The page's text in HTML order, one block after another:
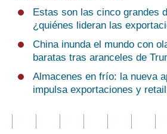
Estas son las cinco grandes
¿quiénes lideran las
China inunda el mundo con
baratas tras aranceles de
Almacenes en frío: la nueva
impulsa exportaciones y